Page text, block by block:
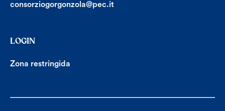
consorziogorgonzola@pec.it
LOGIN
Zona restringida